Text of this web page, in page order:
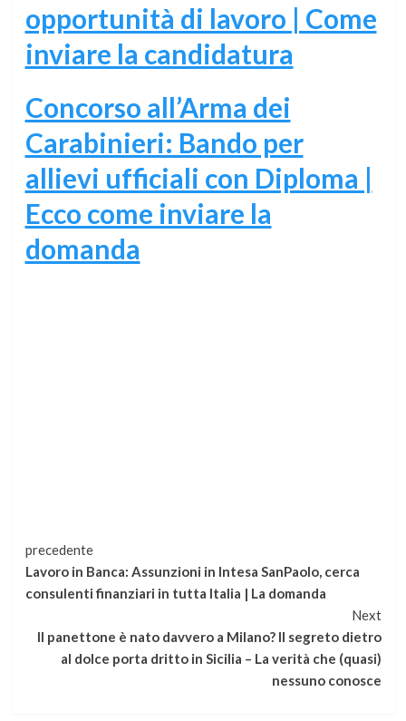
opportunità di lavoro | Come
inviare la candidatura
Concorso all’Arma dei
Carabinieri: Bando per
allievi ufficiali con Diploma |
Ecco come inviare la
domanda
Continua
a
leggere
precedente
Lavoro in Banca: Assunzioni in Intesa SanPaolo, cerca
consulenti finanziari in tutta Italia | La domanda
Next
Il panettone è nato davvero a Milano? Il segreto dietro
al dolce porta dritto in Sicilia – La verità che (quasi)
nessuno conosce